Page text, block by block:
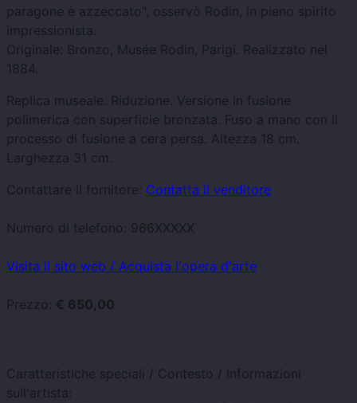
paragone è azzeccato", osservò Rodin, in pieno spirito
impressionista.
Originale: Bronzo, Musée Rodin, Parigi. Realizzato nel
1884.
Replica museale. Riduzione. Versione in fusione
polimerica con superficie bronzata. Fuso a mano con il
processo di fusione a cera persa. Altezza 18 cm.
Larghezza 31 cm.
Contattare il fornitore: Contatta il venditore
Numero di telefono: 966XXXXX
Visita il sito web / Acquista l'opera d'arte
Prezzo: € 650,00
Caratteristiche speciali / Contesto / Informazioni
sull'artista: